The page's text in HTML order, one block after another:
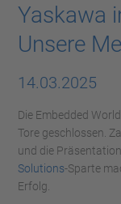
Yaskawa
Unsere
14.03.2025
Die Embedded
Tore geschlossen.
und die
Solutions-Sparte
Erfolg.